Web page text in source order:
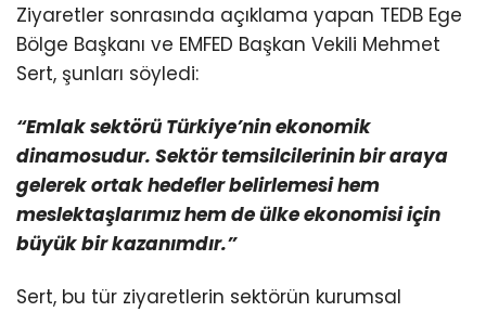
Ziyaretler sonrasında açıklama yapan TEDB Ege
Bölge Başkanı ve EMFED Başkan Vekili Mehmet
Sert, şunları söyledi:
“Emlak sektörü Türkiye’nin ekonomik
dinamosudur. Sektör temsilcilerinin bir araya
gelerek ortak hedefler belirlemesi hem
meslektaşlarımız hem de ülke ekonomisi için
büyük bir kazanımdır.”
Sert, bu tür ziyaretlerin sektörün kurumsal